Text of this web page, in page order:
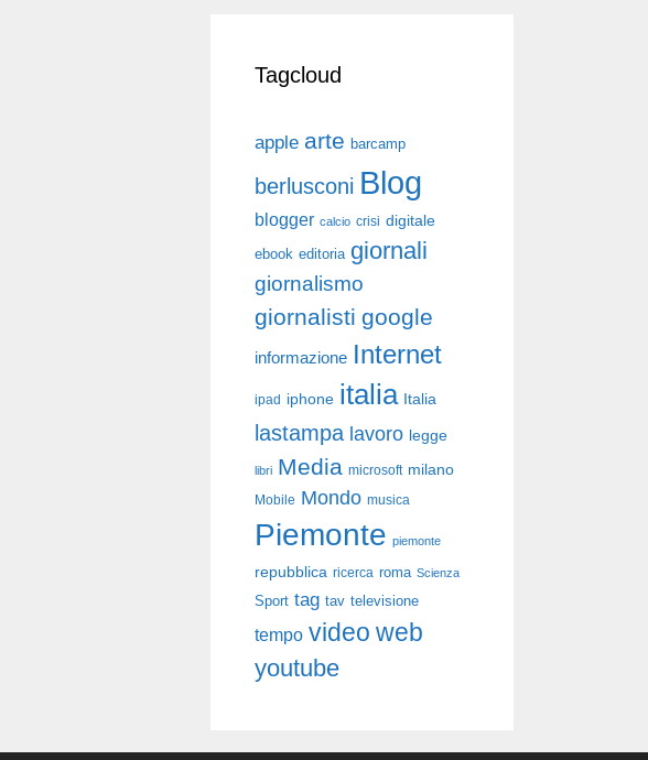
Tagcloud
apple arte barcamp
berlusconi Blog
blogger calcio crisi digitale
ebook editoria giornali
giornalismo
giornalisti google
informazione Internet
ipad iphone italia Italia
lastampa lavoro legge
libri Media microsoft milano
Mobile Mondo musica
Piemonte piemonte
repubblica ricerca roma Scienza
Sport tag tav televisione
tempo video web
youtube